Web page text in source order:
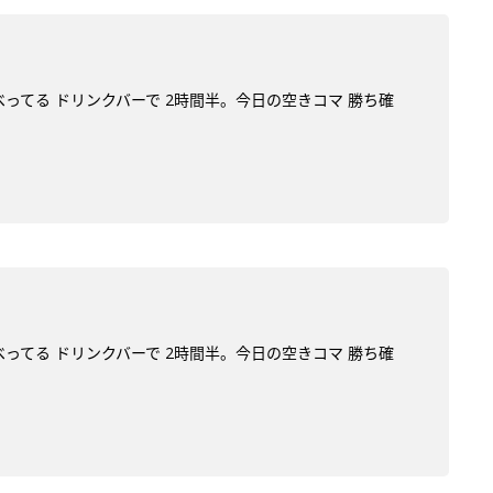
てる ドリンクバーで 2時間半。今日の空きコマ 勝ち確
てる ドリンクバーで 2時間半。今日の空きコマ 勝ち確